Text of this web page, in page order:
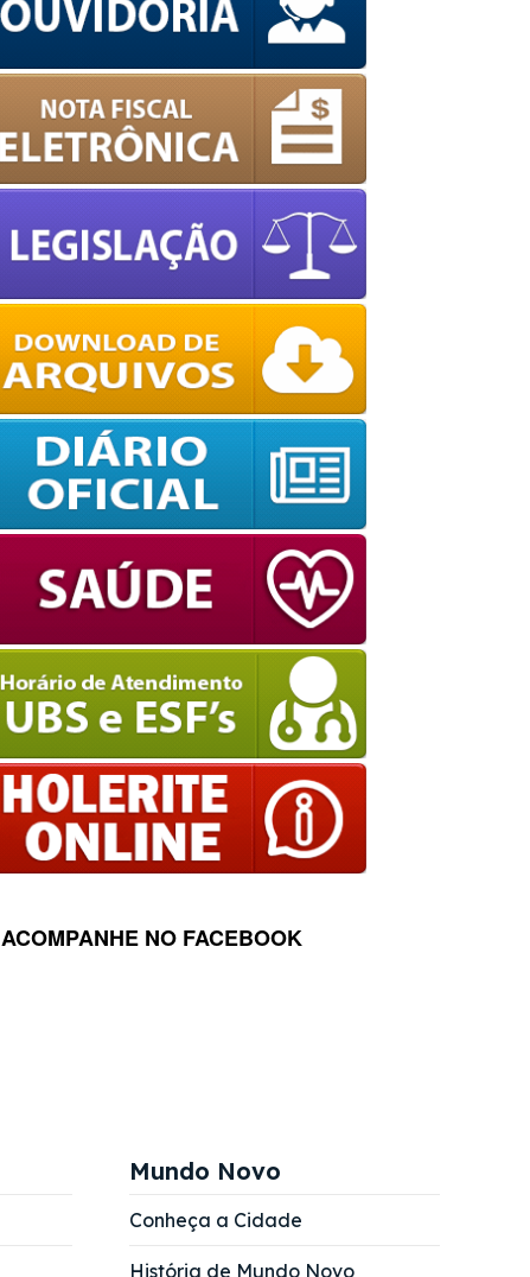
ACOMPANHE NO FACEBOOK
Mundo Novo
Conheça a Cidade
História de Mundo Novo